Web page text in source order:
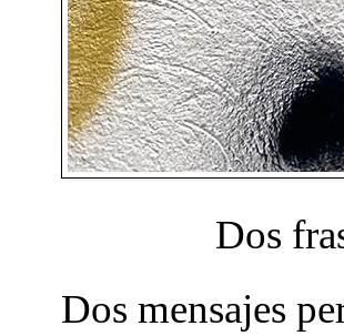
Dos
Dos mensajes